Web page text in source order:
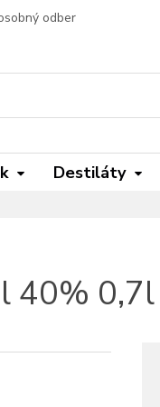
odber
Destiláty
40% 0,7l